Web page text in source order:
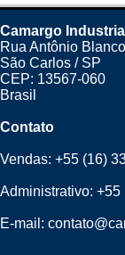
Camargo
Rua Antônio
São Carlos / SP
CEP: 13567-060
Brasil
Contato
Vendas:+55 (16)
Administrativo:+55
E-mail: